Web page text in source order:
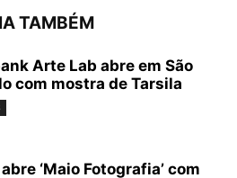
TAMBÉM
Arte Lab abre em São
com mostra de Tarsila
‘Maio Fotografia’ com